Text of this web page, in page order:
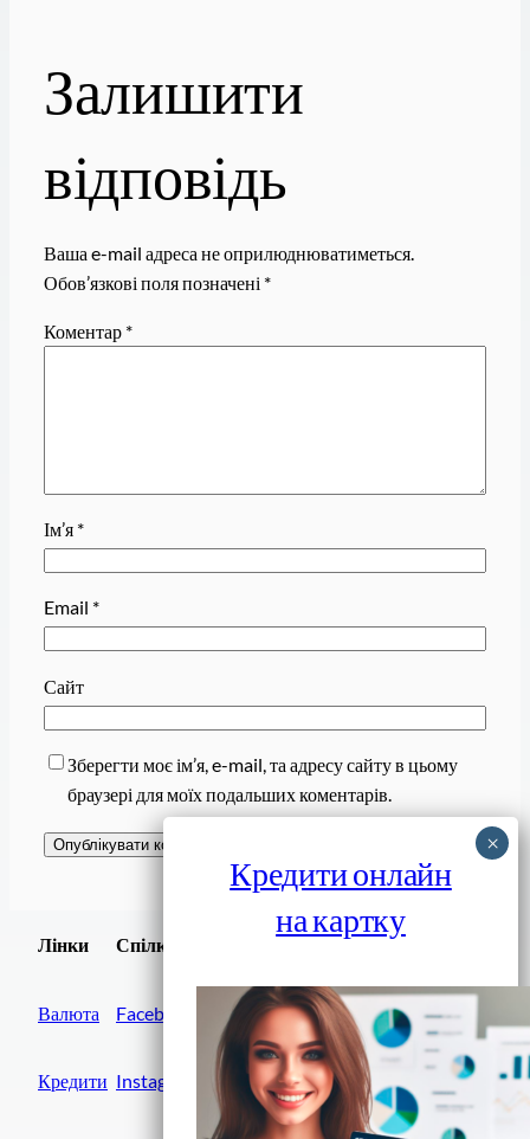
Залишити
відповідь
Ваша e-mail адреса не оприлюднюватиметься.
Обов’язкові поля позначені *
Коментар *
Ім’я *
Email *
Сайт
Зберегти моє ім’я, e-mail, та адресу сайту в цьому
браузері для моїх подальших коментарів.
Лінки
Валюта
Кредити
Спілки
Facebook
Instagram
Завантажити
Кредити онлайн
на картку